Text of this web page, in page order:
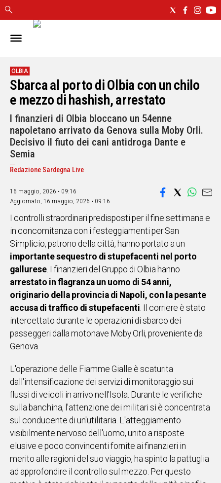
IN
CAGLIARI
SASSARI
NUORO
ORISTANO
SULCIS
GALLURA
OGLIASTRA
MEDIO
CAMPIDANO
ALTRE
NOTIZIE
POLITICA
IN
ITALIA
NEL
MONDO
SPORT
EVENTI
STORIE
VIDEO
UNISCITI
WHATSAPP
Social
OLBIA
Sbarca al porto di Olbia con un chilo
e mezzo di hashish, arrestato
I finanzieri di Olbia bloccano un 54enne
napoletano arrivato da Genova sulla Moby Orli.
Decisivo il fiuto dei cani antidroga Dante e
Semia
Redazione Sardegna Live
16 maggio, 2026 • 09:16
Aggiornato, 16 maggio, 2026 • 09:16
I controlli straordinari predisposti per il fine settimana e
in concomitanza con i festeggiamenti per San
Simplicio, patrono della città, hanno portato a un
importante sequestro di stupefacenti nel porto
gallurese. I finanzieri del Gruppo di Olbia hanno
arrestato in flagranza un uomo di 54 anni,
originario della provincia di Napoli, con la pesante
accusa di traffico di stupefacenti. Il corriere è stato
intercettato durante le operazioni di sbarco dei
passeggeri dalla motonave Moby Orli, proveniente da
Genova.
L'operazione delle Fiamme Gialle è scaturita
dall'intensificazione dei servizi di monitoraggio sui
flussi di veicoli in arrivo nell'Isola. Durante le verifiche
sulla banchina, l'attenzione dei militari si è concentrata
sul conducente di un'utilitaria. L'atteggiamento
visibilmente nervoso dell'uomo, unito a risposte
elusive e poco convincenti fornite ai finanzieri in
merito alle ragioni del suo viaggio, ha spinto la pattuglia
ad approfondire il controllo sul mezzo. Per questo